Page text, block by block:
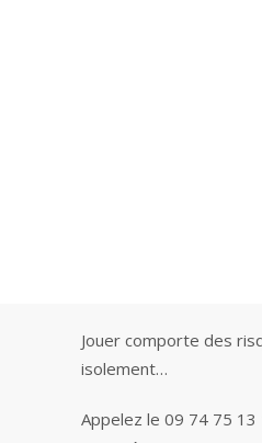
Jouer comporte des
isolement…
Appelez le 09 74 75 13